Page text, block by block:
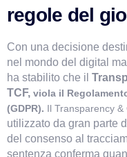
regole del
Con una decisione
nel mondo del digital
ha stabilito che il
TCF, viola il
(GDPR). Il Transparency
utilizzato da gran parte
del consenso al
sentenza conferma